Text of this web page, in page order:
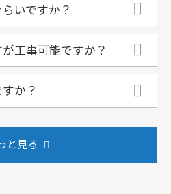
いですか？
工事可能ですか？
か？
と見る